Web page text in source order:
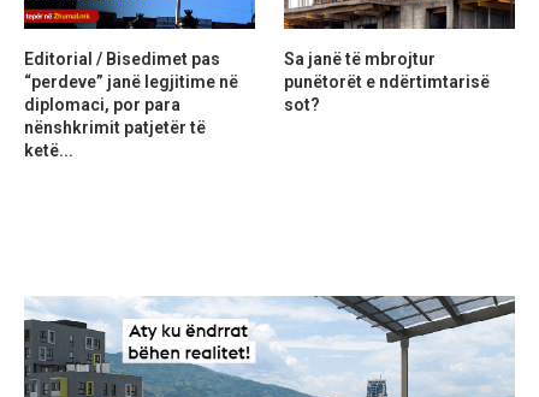
Editorial / Bisedimet pas
“perdeve” janë legjitime në
diplomaci, por para
nënshkrimit patjetër të
ketë...
Sa janë të mbrojtur
punëtorët e ndërtimtarisë
sot?